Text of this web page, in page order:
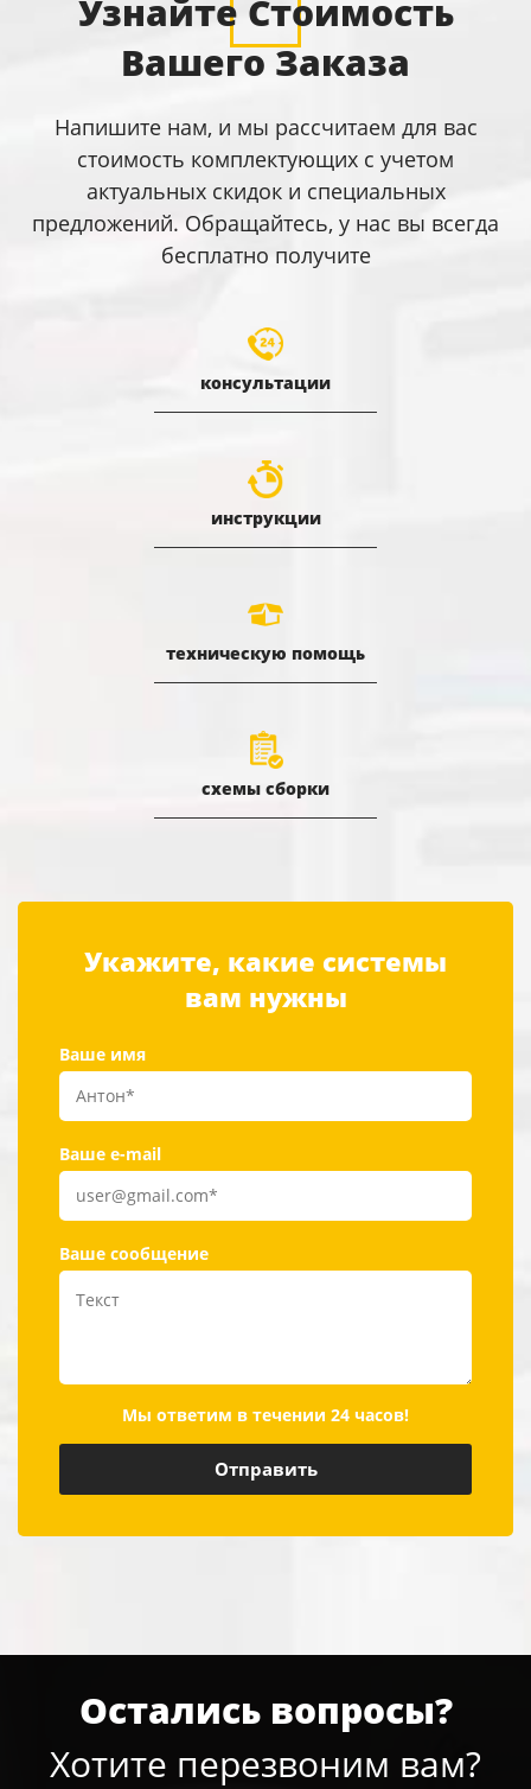
Узнайте Стоимость
Вашего Заказа
Напишите нам, и мы рассчитаем для вас
стоимость комплектующих с учетом
актуальных скидок и специальных
предложений. Обращайтесь, у нас вы всегда
бесплатно получите
консультации
инструкции
техническую помощь
схемы сборки
Укажите, какие системы
вам нужны
Ваше имя
Ваше e-mail
Ваше сообщение
Мы ответим в течении 24 часов!
Остались вопросы?
Хотите перезвоним вам?